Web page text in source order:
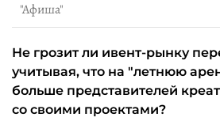
"Афиша"
Не грозит ли ивент-рынку
учитывая, что на "летнюю
больше представителей
со своими проектами?